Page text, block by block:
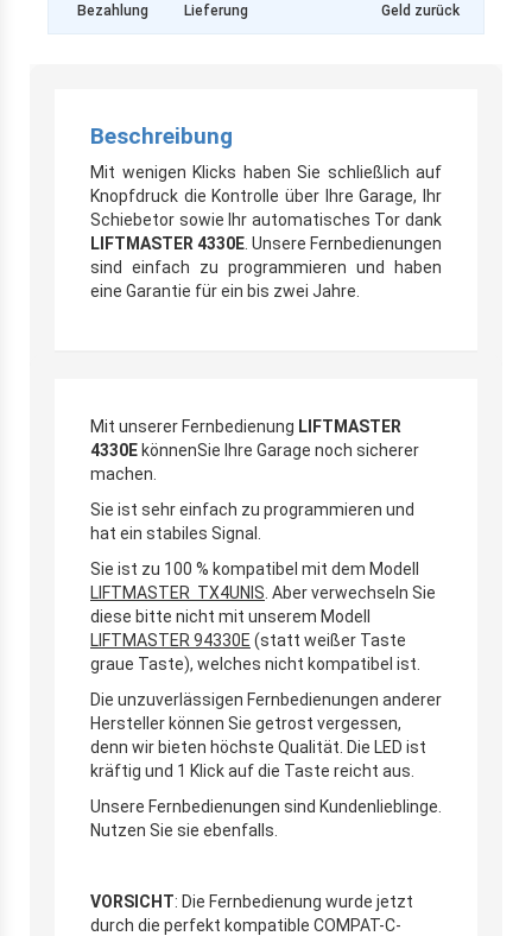
Bezahlung
Lieferung
Geld zurück
Beschreibung
Mit wenigen Klicks haben Sie schließlich auf
Knopfdruck die Kontrolle über Ihre Garage, Ihr
Schiebetor sowie Ihr automatisches Tor dank
LIFTMASTER 4330E . Unsere Fernbedienungen
sind einfach zu programmieren und haben
eine Garantie für ein bis zwei Jahre.
Mit unserer Fernbedienung LIFTMASTER
4330EkönnenSie Ihre Garage noch sicherer
machen.
Sie ist sehr einfach zu programmieren und
hat ein stabiles Signal.
Sie ist zu 100 % kompatibel mit dem Modell
LIFTMASTER TX4UNIS . Aber verwechseln Sie
diese bitte nicht mit unserem Modell
LIFTMASTER 94330E (statt weißer Taste
graue Taste), welches nicht kompatibel ist.
Die unzuverlässigen Fernbedienungen anderer
Hersteller können Sie getrost vergessen,
denn wir bieten höchste Qualität. Die LED ist
kräftig und 1 Klick auf die Taste reicht aus.
Unsere Fernbedienungen sind Kundenlieblinge.
Nutzen Sie sie ebenfalls.
VORSICHT: Die Fernbedienung wurde jetzt
durch die perfekt kompatible COMPAT-C-